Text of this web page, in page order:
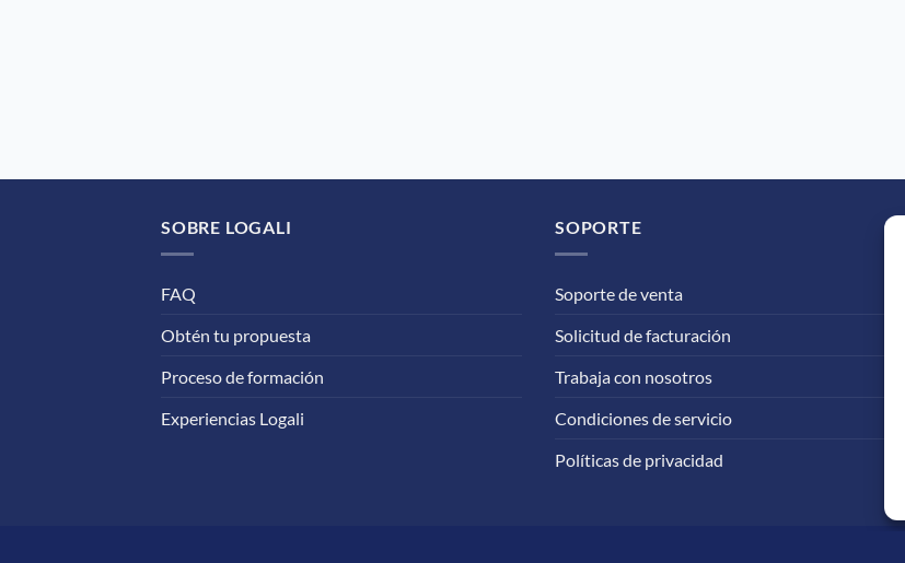
SOBRE LOGALI
FAQ
Obtén tu propuesta
Proceso de formación
Experiencias Logali
SOPORTE
Soporte de venta
Solicitud de facturación
Trabaja con nosotros
Condiciones de servicio
Políticas de privacidad